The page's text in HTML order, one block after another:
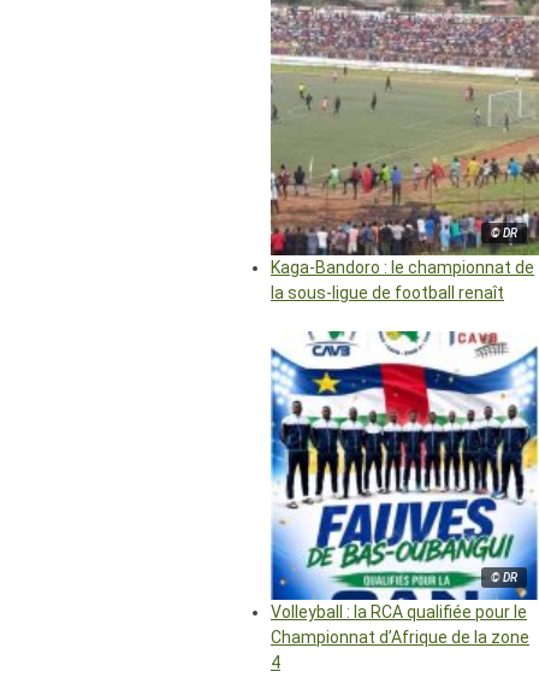
© DR
Kaga-Bandoro : le championnat de
la sous-ligue de football renaît
© DR
Volleyball : la RCA qualifiée pour le
Championnat d’Afrique de la zone
4